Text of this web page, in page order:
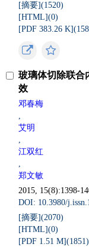
[摘要](1520)
[HTML](0)
[PDF 383.26 K](
玻璃体切除联合
效
邓春梅
,
艾明
,
江双红
,
郑文敏
2015, 15(8):1398-
DOI: 10.3980/
[摘要](2070)
[HTML](0)
[PDF 1.51 M](1851)